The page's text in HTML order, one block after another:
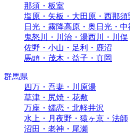
那須・板室
塩原・矢板・大田原・西那須
日光・霧降高原・奥日光・
鬼怒川・川治・湯西川・川俣
佐野・小山・足利・鹿沼
馬頭・茂木・益子・真岡
群馬県
四万・吾妻・川原湯
草津・尻焼・花敷
万座・嬬恋・北軽井沢
水上・月夜野・猿ヶ京・法師
沼田・老神・尾瀬